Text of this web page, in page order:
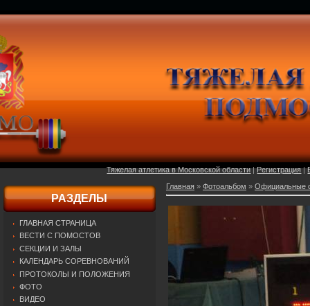
Тяжелая атлетика в Московской области|Регистрация|
РАЗДЕЛЫ
ГЛАВНАЯ СТРАНИЦА
ВЕСТИ С ПОМОСТОВ
СЕКЦИИ И ЗАЛЫ
КАЛЕНДАРЬ СОРЕВНОВАНИЙ
ПРОТОКОЛЫ И ПОЛОЖЕНИЯ
ФОТО
ВИДЕО
Главная » Фотоальбом » Официальные